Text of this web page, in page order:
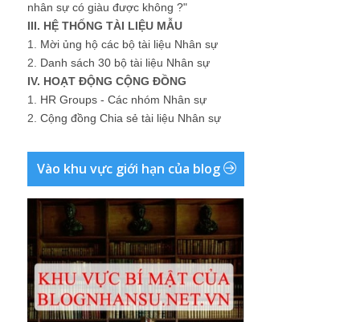
nhân sự có giàu được không ?"
III. HỆ THỐNG TÀI LIỆU MẪU
1. Mời ủng hộ các bộ tài liệu Nhân sự
2. Danh sách 30 bộ tài liệu Nhân sự
IV. HOẠT ĐỘNG CỘNG ĐỒNG
1. HR Groups - Các nhóm Nhân sự
2. Cộng đồng Chia sẻ tài liệu Nhân sự
Vào khu vực giới hạn của blog